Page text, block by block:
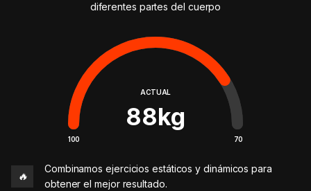
diferentes partes del cuerpo
ACTUAL
88kg
100 70
🔥
Combinamos ejercicios estáticos y dinámicos para
obtener el mejor resultado.